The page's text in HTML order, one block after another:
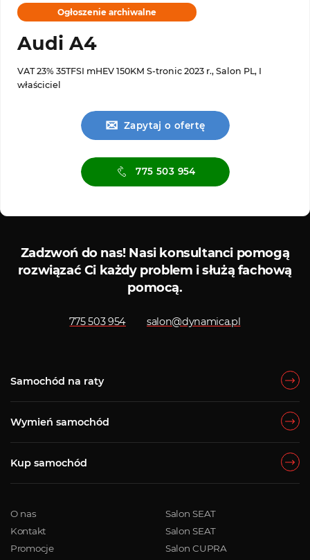
Ogłoszenie archiwalne
Audi A4
VAT 23% 35TFSI mHEV 150KM S-tronic 2023 r., Salon PL, I
właściciel
✉ Zapytaj o ofertę
775 503 954
Zadzwoń do nas!Nasi konsultanci pomogą
rozwiązać Ci każdy problem i służą fachową
pomocą.
775 503 954 salon@dynamica.pl
Samochód na raty
Wymień samochód
Kup samochód
O nas
Kontakt
Promocje
Salon SEAT
Salon SEAT
Salon CUPRA